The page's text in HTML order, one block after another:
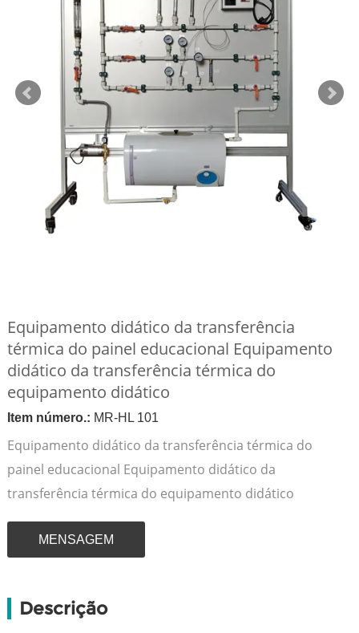
Equipamento didático da transferência
térmica do painel educacional Equipamento
didático da transferência térmica do
equipamento didático
Item número.: MR-HL 101
Equipamento didático da transferência térmica do
painel educacional Equipamento didático da
transferência térmica do equipamento didático
MENSAGEM
Descrição